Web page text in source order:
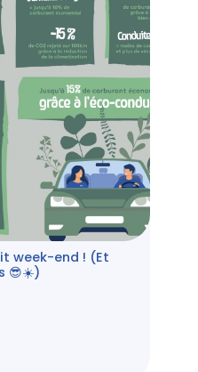
week-end ! (Et
😎☀️)